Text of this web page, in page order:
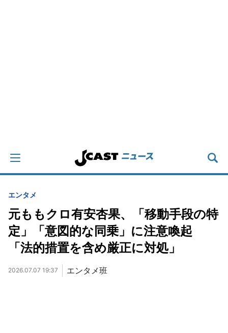
エンタメ
元ももクロ有安杏果、「移動手段の特
定」「意図的な同乗」に注意喚起
「法的措置を含め厳正に対処」
2026.07.07 19:37 エンタメ班